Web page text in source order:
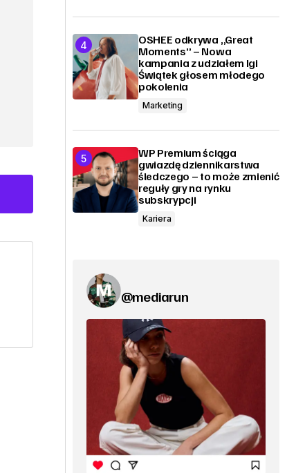
OSHEE odkrywa „Great
Moments” – Nowa
kampania z udziałem Igi
Świątek głosem młodego
pokolenia
Marketing
WP Premium ściąga
gwiazdę dziennikarstwa
śledczego – to może zmienić
reguły gry na rynku
subskrypcji
Kariera
@mediarun